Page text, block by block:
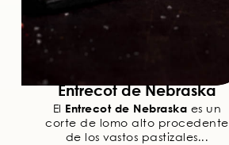
Entrecot de Nebraska
El Entrecot de Nebraska es un
corte de lomo alto procedente
de los vastos pastizales...